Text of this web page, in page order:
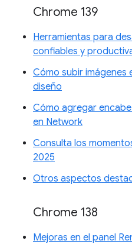
Chrome 139
Herramientas para
confiables y
Cómo subir imágenes
diseño
Cómo agregar
en Network
Consulta los
2025
Otros aspectos
Chrome 138
Mejoras en el panel